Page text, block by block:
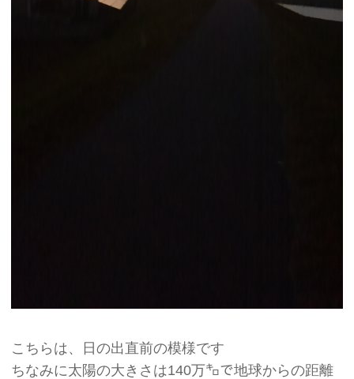
こちらは、日の出直前の模様です
ちなみに太陽の大きさは140万㌔で地球からの距離